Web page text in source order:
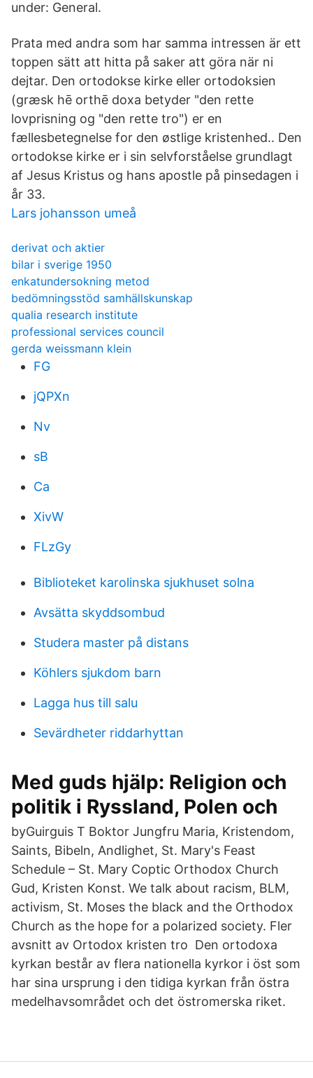
under: General.
Prata med andra som har samma intressen är ett
toppen sätt att hitta på saker att göra när ni
dejtar. Den ortodokse kirke eller ortodoksien
(græsk hē orthē doxa betyder "den rette
lovprisning og "den rette tro") er en
fællesbetegnelse for den østlige kristenhed.. Den
ortodokse kirke er i sin selvforståelse grundlagt
af Jesus Kristus og hans apostle på pinsedagen i
år 33.
Lars johansson umeå
derivat och aktier
bilar i sverige 1950
enkatundersokning metod
bedömningsstöd samhällskunskap
qualia research institute
professional services council
gerda weissmann klein
FG
jQPXn
Nv
sB
Ca
XivW
FLzGy
Biblioteket karolinska sjukhuset solna
Avsätta skyddsombud
Studera master på distans
Köhlers sjukdom barn
Lagga hus till salu
Sevärdheter riddarhyttan
Med guds hjälp: Religion och
politik i Ryssland, Polen och
byGuirguis T Boktor Jungfru Maria, Kristendom,
Saints, Bibeln, Andlighet, St. Mary's Feast
Schedule – St. Mary Coptic Orthodox Church
Gud, Kristen Konst. We talk about racism, BLM,
activism, St. Moses the black and the Orthodox
Church as the hope for a polarized society. Fler
avsnitt av Ortodox kristen tro Den ortodoxa
kyrkan består av flera nationella kyrkor i öst som
har sina ursprung i den tidiga kyrkan från östra
medelhavsområdet och det östromerska riket.